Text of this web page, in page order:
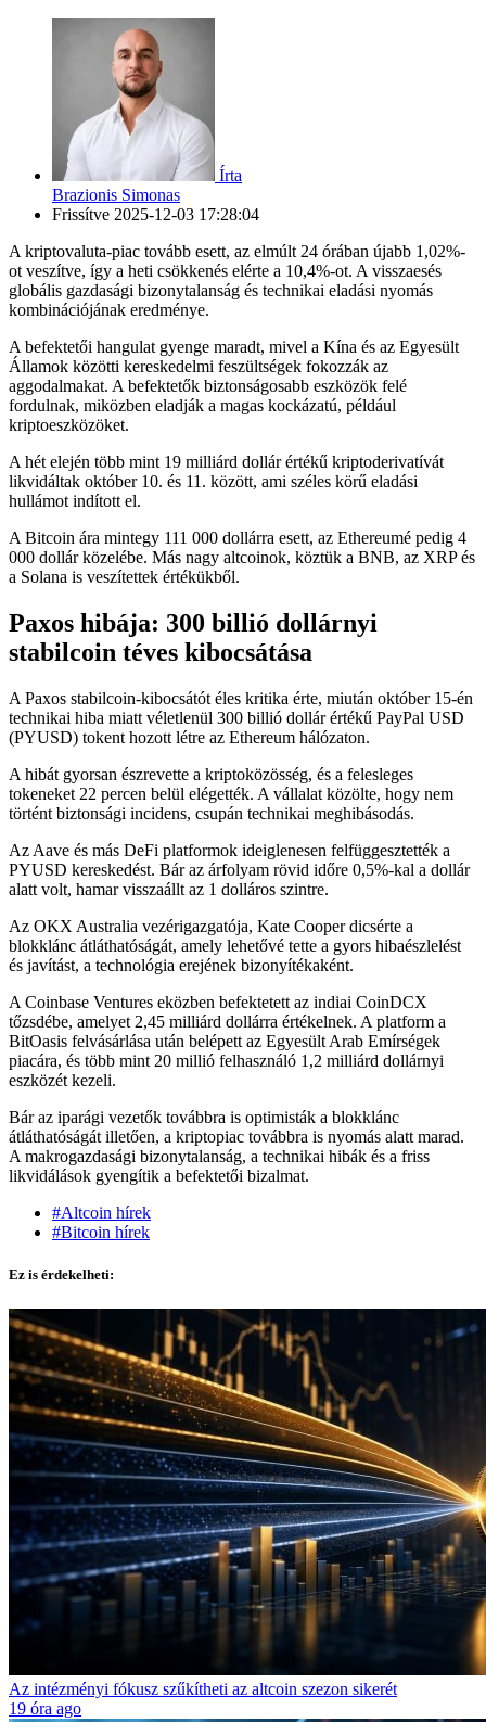
Írta
Brazionis Simonas
Frissítve 2025-12-03 17:28:04
A kriptovaluta-piac tovább esett, az elmúlt 24 órában újabb 1,02%-
ot veszítve, így a heti csökkenés elérte a 10,4%-ot. A visszaesés
globális gazdasági bizonytalanság és technikai eladási nyomás
kombinációjának eredménye.
A befektetői hangulat gyenge maradt, mivel a Kína és az Egyesült
Államok közötti kereskedelmi feszültségek fokozzák az
aggodalmakat. A befektetők biztonságosabb eszközök felé
fordulnak, miközben eladják a magas kockázatú, például
kriptoeszközöket.
A hét elején több mint 19 milliárd dollár értékű kriptoderivatívát
likvidáltak október 10. és 11. között, ami széles körű eladási
hullámot indított el.
A Bitcoin ára mintegy 111 000 dollárra esett, az Ethereumé pedig 4
000 dollár közelébe. Más nagy altcoinok, köztük a BNB, az XRP és
a Solana is veszítettek értékükből.
Paxos hibája: 300 billió dollárnyi
stabilcoin téves kibocsátása
A Paxos stabilcoin-kibocsátót éles kritika érte, miután október 15-én
technikai hiba miatt véletlenül 300 billió dollár értékű PayPal USD
(PYUSD) tokent hozott létre az Ethereum hálózaton.
A hibát gyorsan észrevette a kriptoközösség, és a felesleges
tokeneket 22 percen belül elégették. A vállalat közölte, hogy nem
történt biztonsági incidens, csupán technikai meghibásodás.
Az Aave és más DeFi platformok ideiglenesen felfüggesztették a
PYUSD kereskedést. Bár az árfolyam rövid időre 0,5%-kal a dollár
alatt volt, hamar visszaállt az 1 dolláros szintre.
Az OKX Australia vezérigazgatója, Kate Cooper dicsérte a
blokklánc átláthatóságát, amely lehetővé tette a gyors hibaészlelést
és javítást, a technológia erejének bizonyítékaként.
A Coinbase Ventures eközben befektetett az indiai CoinDCX
tőzsdébe, amelyet 2,45 milliárd dollárra értékelnek. A platform a
BitOasis felvásárlása után belépett az Egyesült Arab Emírségek
piacára, és több mint 20 millió felhasználó 1,2 milliárd dollárnyi
eszközét kezeli.
Bár az iparági vezetők továbbra is optimisták a blokklánc
átláthatóságát illetően, a kriptopiac továbbra is nyomás alatt marad.
A makrogazdasági bizonytalanság, a technikai hibák és a friss
likvidálások gyengítik a befektetői bizalmat.
#Altcoin hírek
#Bitcoin hírek
Ez is érdekelheti:
Az intézményi fókusz szűkítheti az altcoin szezon sikerét
19 óra ago